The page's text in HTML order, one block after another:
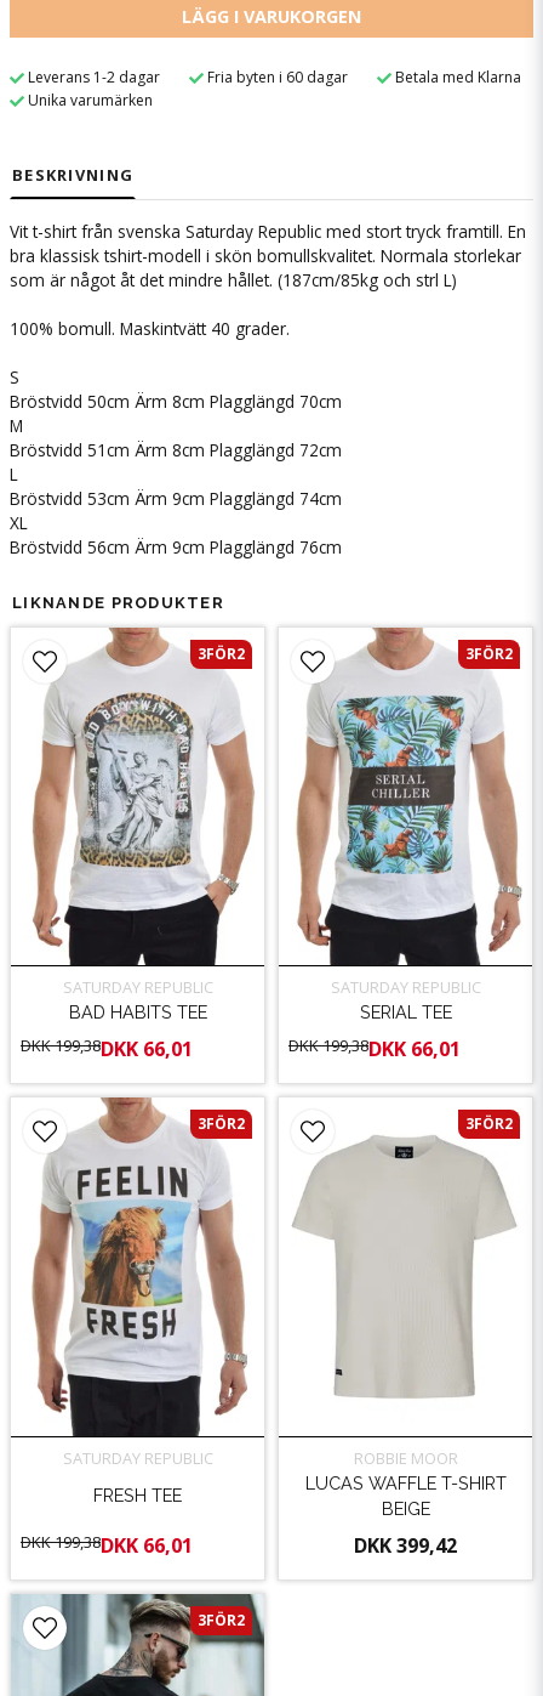
LÄGG I VARUKORGEN
Leverans 1-2 dagar Fria byten i 60 dagar
Betala med Klarna
Unika varumärken
BESKRIVNING
Vit t-shirt från svenska Saturday Republic med stort tryck framtill. En
bra klassisk tshirt-modell i skön bomullskvalitet. Normala storlekar
som är något åt det mindre hållet. (187cm/85kg och strl L)
100% bomull. Maskintvätt 40 grader.
S
Bröstvidd 50cm Ärm 8cm Plagglängd 70cm
M
Bröstvidd 51cm Ärm 8cm Plagglängd 72cm
L
Bröstvidd 53cm Ärm 9cm Plagglängd 74cm
XL
Bröstvidd 56cm Ärm 9cm Plagglängd 76cm
LIKNANDE PRODUKTER
SATURDAY REPUBLIC
BAD HABITS TEE
DKK 199,38DKK 66,01
3FÖR2
SATURDAY REPUBLIC
SERIAL TEE
DKK 199,38DKK 66,01
3FÖR2
SATURDAY REPUBLIC
FRESH TEE
DKK 199,38DKK 66,01
3FÖR2
ROBBIE MOOR
LUCAS WAFFLE T-SHIRT
BEIGE
DKK 399,42
3FÖR2
3FÖR2